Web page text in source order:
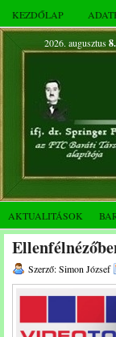
KEZDŐLAP
2026. augusztus 8.
AKTUALITÁSOK
Szerző: Simon József